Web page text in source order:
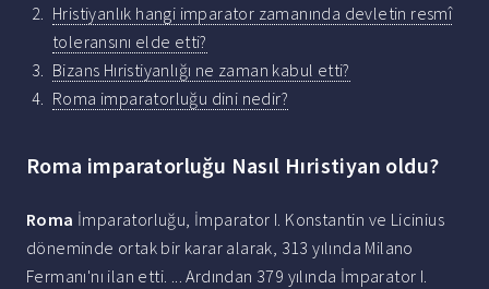
Hristiyanlık hangi imparator zamanında devletin resmî
toleransını elde etti?
Bizans Hıristiyanlığı ne zaman kabul etti?
Roma imparatorluğu dini nedir?
Roma imparatorluğu Nasıl Hıristiyan oldu?
Roma İmparatorluğu, İmparator I. Konstantin ve Licinius
döneminde ortak bir karar alarak, 313 yılında Milano
Fermanı'nı ilan etti. ... Ardından 379 yılında İmparator I.